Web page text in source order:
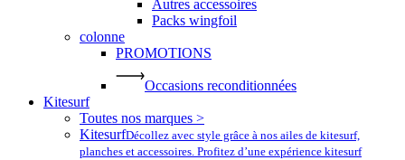
Autres accessoires
Packs wingfoil
colonne
PROMOTIONS
Occasions reconditionnées
Kitesurf
Toutes nos marques >
KitesurfDécollez avec style grâce à nos ailes de kitesurf,
planches et accessoires. Profitez d’une expérience kitesurf